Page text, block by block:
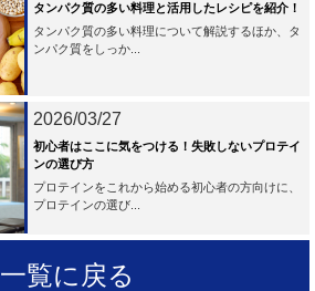
タンパク質の多い料理と活用したレシピを紹介！
タンパク質の多い料理について解説するほか、タ
ンパク質をしっか...
2026/03/27
初心者はここに気をつける！失敗しないプロテイ
ンの選び方
プロテインをこれから始める初心者の方向けに、
プロテインの選び...
一覧に戻る